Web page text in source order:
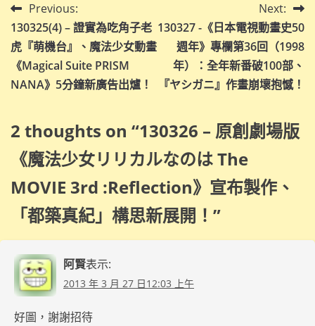
文
章
導
Previous:
130325(4) – 證實為吃角子老
虎『萌機台』、魔法少女動畫
《Magical Suite PRISM
NANA》5分鐘新廣告出爐！
Next:
130327 -《日本電視動畫史50
週年》專欄第36回（1998
年）：全年新番破100部、
『ヤシガニ』作畫崩壞抱憾！
2 thoughts on “130326 – 原創劇場版
《魔法少女リリカルなのは The
MOVIE 3rd :Reflection》宣布製作、
「都築真紀」構思新展開！ ”
阿賢表示:
2013 年 3 月 27 日12:03 上午
好圖，謝謝招待